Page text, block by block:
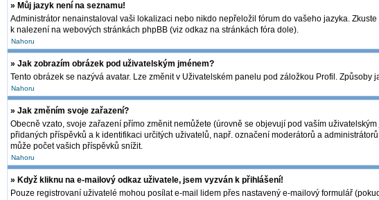
» Můj jazyk není na seznamu!
Administrátor nenainstaloval vaši lokalizaci nebo nikdo nepřeložil fórum do vašeho jazyka.
k nalezení na webových stránkách phpBB (viz odkaz na stránkách fóra dole).
Nahoru
» Jak zobrazím obrázek pod uživatelským jménem?
Tento obrázek se nazývá avatar. Lze změnit v Uživatelském panelu pod záložkou Profil.
Nahoru
» Jak změním svoje zařazení?
Obecně vzato, svoje zařazení přímo změnit nemůžete (úrovně se objevují pod vaším
přidaných příspěvků a k identifikaci určitých uživatelů, např. označení moderátorů a
může počet vašich příspěvků snížit.
Nahoru
» Když kliknu na e-mailový odkaz uživatele, jsem vyzván k přihlášení!
Pouze registrovaní uživatelé mohou posílat e-mail lidem přes nastavený e-mailový formulář